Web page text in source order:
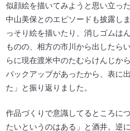
似顔絵を描いてみようと思い立っ
中山美保とのエピソードも披露し
っそり絵を描いたり、消しゴムは
ものの、相方の市川から出したら
らに現在渡米中のたむらけんじか
バックアップがあったから、表に
た」と振り返りました。
作品づくりで意識してるところに
たいというのはある」と酒井。逆